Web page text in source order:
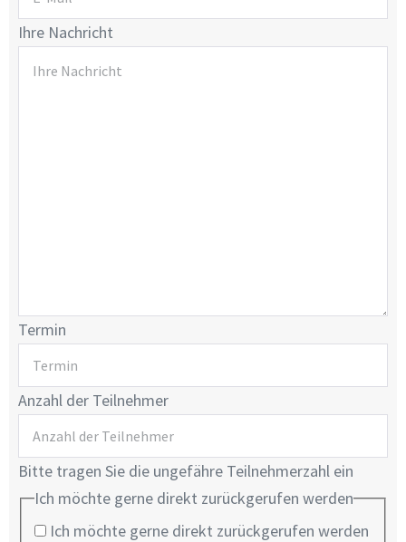
Ihre Nachricht
Termin
Anzahl der Teilnehmer
Bitte tragen Sie die ungefähre Teilnehmerzahl ein
Ich möchte gerne direkt zurückgerufen werden
Ich möchte gerne direkt zurückgerufen werden